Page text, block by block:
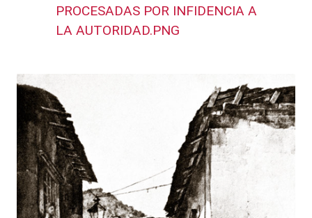
PROCESADAS POR INFIDENCIA A
LA AUTORIDAD.PNG